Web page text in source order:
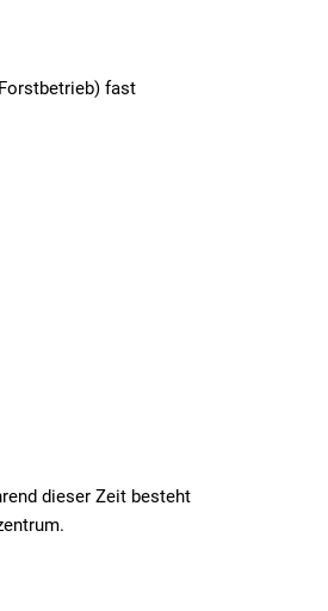
fast
dieser Zeit besteht